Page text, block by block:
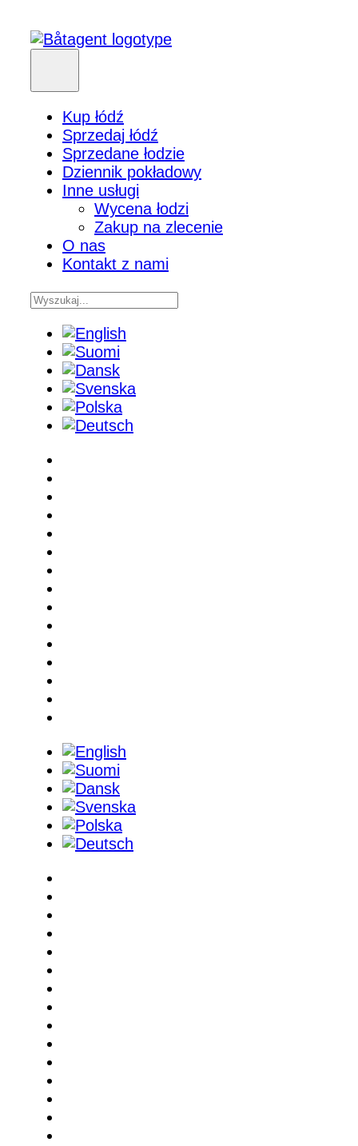
Kup łódź
Sprzedaj łódź
Sprzedane łodzie
Dziennik pokładowy
Inne usługi
Wycena łodzi
Zakup na zlecenie
O nas
Kontakt z nami